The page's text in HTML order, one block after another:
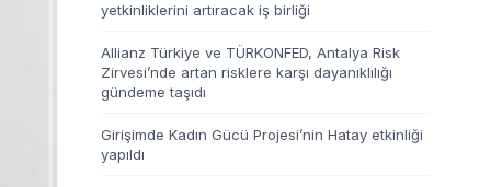
yetkinliklerini artıracak iş birliği
Allianz Türkiye ve TÜRKONFED, Antalya Risk
Zirvesi’nde artan risklere karşı dayanıklılığı
gündeme taşıdı
Girişimde Kadın Gücü Projesi’nin Hatay etkinliği
yapıldı